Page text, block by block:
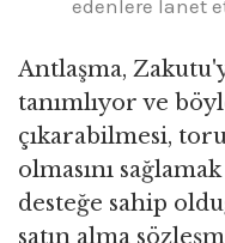
edenlere lanet
Antlaşma,
tanımlıyor ve
çıkarabilmesi,
olmasını
desteğe sahip
satın alma